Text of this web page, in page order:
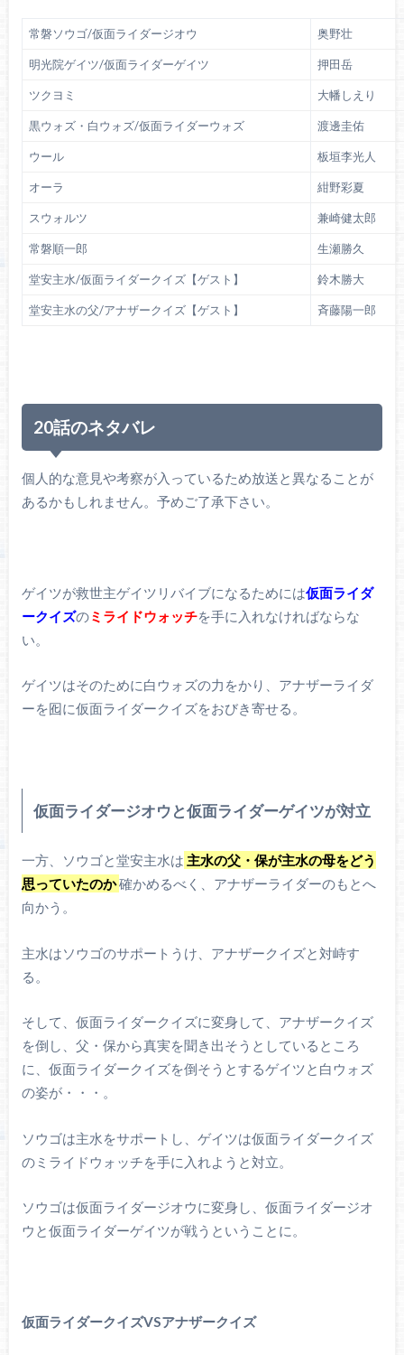
常磐ソウゴ/仮面ライダージオウ 奥野壮
明光院ゲイツ/仮面ライダーゲイツ 押田岳
ツクヨミ 大幡しえり
黒ウォズ・白ウォズ/仮面ライダーウォズ 渡邊圭佑
ウール 板垣李光人
オーラ 紺野彩夏
スウォルツ 兼崎健太郎
常磐順一郎 生瀬勝久
堂安主水/仮面ライダークイズ【ゲスト】 鈴木勝大
堂安主水の父/アナザークイズ【ゲスト】 斉藤陽一郎
20話のネタバレ
個人的な意見や考察が入っているため放送と異なることが
あるかもしれません。予めご了承下さい。
ゲイツが救世主ゲイツリバイブになるためには仮面ライダ
ークイズのミライドウォッチを手に入れなければならな
い。
ゲイツはそのために白ウォズの力をかり、アナザーライダ
ーを囮に仮面ライダークイズをおびき寄せる。
仮面ライダージオウと仮面ライダーゲイツが対立
一方、ソウゴと堂安主水は 主水の父・保が主水の母をどう
思っていたのか確かめるべく、アナザーライダーのもとへ
向かう。
主水はソウゴのサポートうけ、アナザークイズと対峙す
る。
そして、仮面ライダークイズに変身して、アナザークイズ
を倒し、父・保から真実を聞き出そうとしているところ
に、仮面ライダークイズを倒そうとするゲイツと白ウォズ
の姿が・・・。
ソウゴは主水をサポートし、ゲイツは仮面ライダークイズ
のミライドウォッチを手に入れようと対立。
ソウゴは仮面ライダージオウに変身し、仮面ライダージオ
ウと仮面ライダーゲイツが戦うということに。
仮面ライダークイズVSアナザークイズ